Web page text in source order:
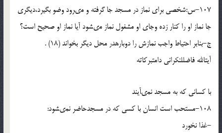
107-س:شخصى براى نماز در مسجد جا گرفته و مى‏رود وضو بگیرد،دیگرى
جا نماز او را کنار زده وجاى او مشغول نماز مى‏شود آیا نماز او صحیح است؟
ج-بنابر احتیاط واجب نمازش را دوباره‏در محل دیگر بخواند (18) .
آیت‏الله فاضل‏لنکرانى دامت‏برکاته
با کسانى که به مسجد نمى‏آیند
108-مستحب است انسان با کسى که در مسجدحاضر نمى‏شود:
-غذا نخورد